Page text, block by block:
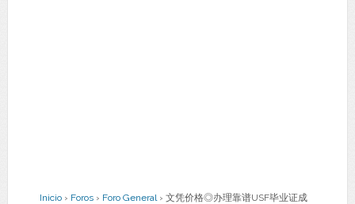
Inicio › Foros › Foro General › 文凭价格◎办理靠谱USF毕业证成